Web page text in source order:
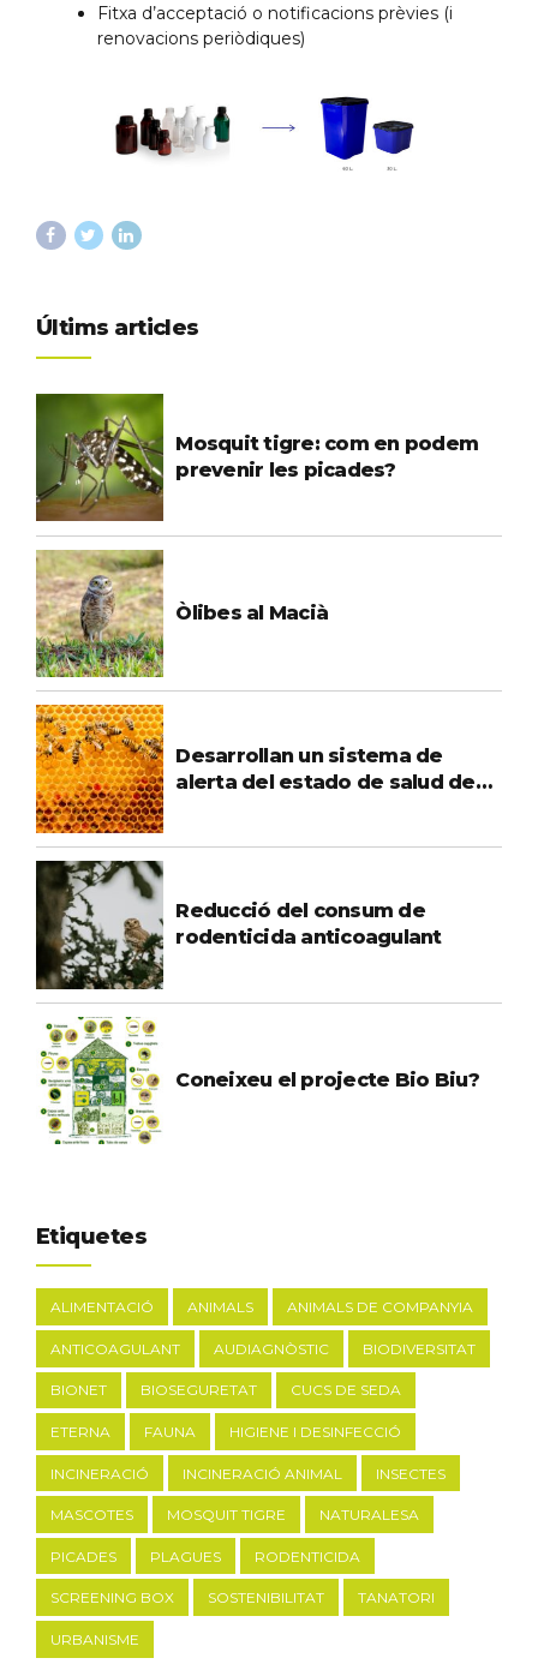
Fitxa d’acceptació o notificacions prèvies (i
renovacions periòdiques)
Últims articles
Mosquit tigre: com en podem
prevenir les picades?
Òlibes al Macià
Desarrollan un sistema de
alerta del estado de salud de
Reducció del consum de
rodenticida anticoagulant
Coneixeu el projecte Bio Biu?
Etiquetes
ALIMENTACIÓ ANIMALS ANIMALS DE COMPANYIA
ANTICOAGULANT AUDIAGNÒSTIC BIODIVERSITAT
BIONET BIOSEGURETAT CUCS DE SEDA
ETERNA FAUNA HIGIENE I DESINFECCIÓ
INCINERACIÓ INCINERACIÓ ANIMAL INSECTES
MASCOTES MOSQUIT TIGRE NATURALESA
PICADES PLAGUES RODENTICIDA
SCREENING BOX SOSTENIBILITAT TANATORI
URBANISME